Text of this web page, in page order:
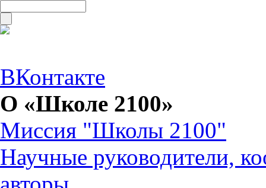
ВКонтакте
О «Школе 2100»
Миссия "Школы 2100"
Научные руководители,